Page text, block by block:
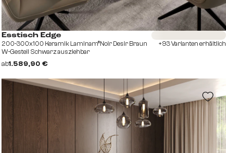
Esstisch Edge
200-300x100 Keramik Laminam®Noir Desir Braun
W-Gestell Schwarz ausziehbar
ab1.589,90 €
Sofort versandfertig
+93 Varianten erhältlich